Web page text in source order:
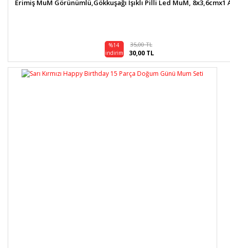
Erimiş MuM Görünümlü,Gökkuşağı Işıklı Pilli Led MuM, 8x3,6cmx1
%14
indirim
35,00 TL
30,00 TL